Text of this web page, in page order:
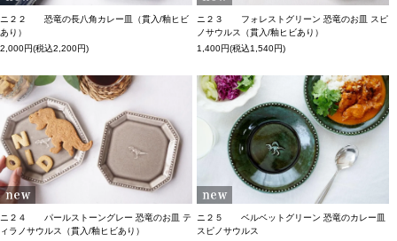
ニ２２ 恐竜の長八角カレー皿（貫入/釉ヒビ
あり）
2,000円(税込2,200円)
ニ２３ フォレストグリーン 恐竜のお皿 スピ
ノサウルス（貫入/釉ヒビあり）
1,400円(税込1,540円)
ニ２４ パールストーングレー 恐竜のお皿 テ
ィラノサウルス（貫入/釉ヒビあり）
ニ２５ ベルベットグリーン 恐竜のカレー皿
スピノサウルス